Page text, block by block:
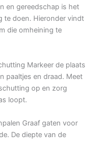
en gereedschap is het
te doen. Hieronder vindt
die omheining te
Markeer de plaats
paaltjes en draad. Meet
op en zorg
loopt.
Graaf gaten voor
De diepte van de